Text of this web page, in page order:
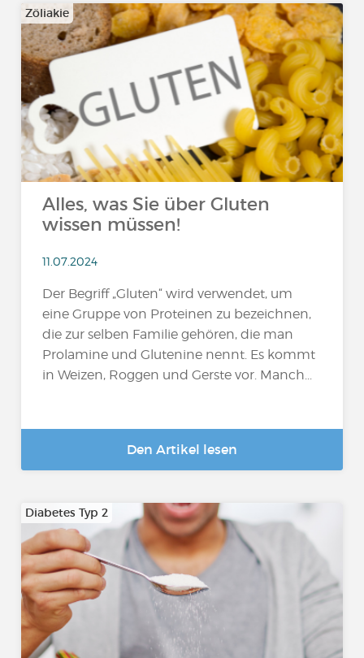
Zöliakie
Alles, was Sie über Gluten
wissen müssen!
11.07.2024
Der Begriff „Gluten“ wird verwendet, um
eine Gruppe von Proteinen zu bezeichnen,
die zur selben Familie gehören, die man
Prolamine und Glutenine nennt. Es kommt
in Weizen, Roggen und Gerste vor. Manch...
Den Artikel lesen
Diabetes Typ 2